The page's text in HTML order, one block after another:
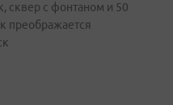
сквер с фонтаном и 50
преображается